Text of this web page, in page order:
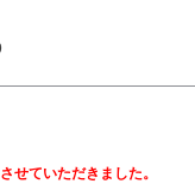
せていただきました。